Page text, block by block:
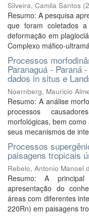
Silveira, Camila Santos (
Resumo: A pesquisa
que foram coletados
deformação em
Complexo máfico-
Processos
Paranaguá - Paraná
dados in situs e
Noernberg, Mauricio
Resumo: A análise
processos
morfológicas, bem
seus mecanismos de
Processos
paisagens tropicais
Rebelo, Antonio Manoel
Resumo: A
apresentação do
áreas com diferentes
220Rn) em paisagens